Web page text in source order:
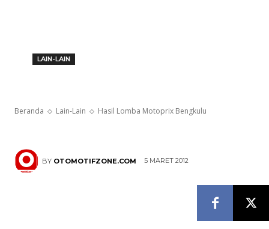
Beranda Lain-Lain Hasil Lomba Motoprix Bengkulu
LAIN-LAIN
BY OTOMOTIFZONE.COM 5 MARET 2012